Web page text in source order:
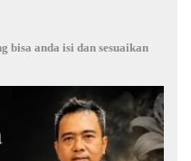
bisa anda isi dan sesuaikan